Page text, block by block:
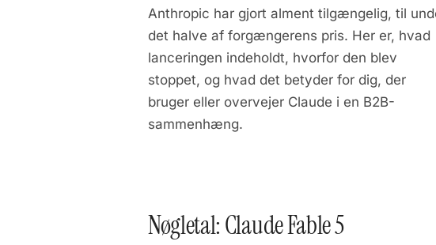
Anthropic har gjort alment tilgængelig, til
det halve af forgængerens pris. Her er, hvad
lanceringen indeholdt, hvorfor den blev
stoppet, og hvad det betyder for dig, der
bruger eller overvejer Claude i en B2B-
sammenhæng.
Nøgletal: Claude Fable 5